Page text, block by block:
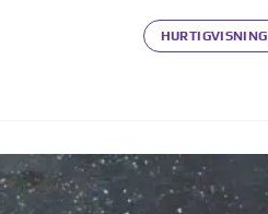
HURTIGVISNING